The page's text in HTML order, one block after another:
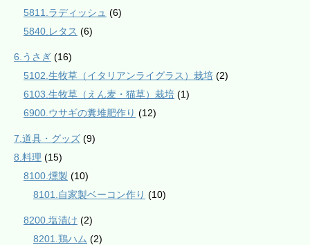
5811.ラディッシュ (6)
5840.レタス (6)
6.うさぎ (16)
5102.生牧草（イタリアンライグラス）栽培 (2)
6103.生牧草（えん麦・猫草）栽培 (1)
6900.ウサギの糞堆肥作り (12)
7.道具・グッズ (9)
8.料理 (15)
8100.燻製 (10)
8101.自家製ベーコン作り (10)
8200.塩漬け (2)
8201.鶏ハム (2)